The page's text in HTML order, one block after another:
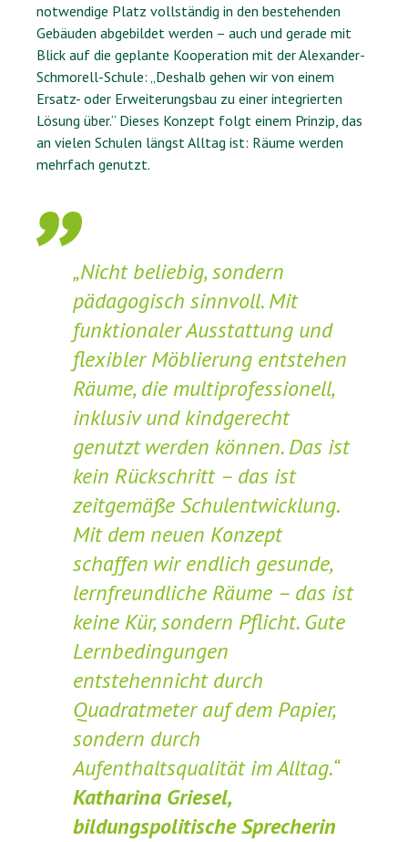
notwendige Platz vollständig in den bestehenden
Gebäuden abgebildet werden – auch und gerade mit
Blick auf die geplante Kooperation mit der Alexander-
Schmorell-Schule: „Deshalb gehen wir von einem
Ersatz- oder Erweiterungsbau zu einer integrierten
Lösung über.“ Dieses Konzept folgt einem Prinzip, das
an vielen Schulen längst Alltag ist: Räume werden
mehrfach genutzt.
„Nicht beliebig, sondern
pädagogisch sinnvoll. Mit
funktionaler Ausstattung und
flexibler Möblierung entstehen
Räume, die multiprofessionell,
inklusiv und kindgerecht
genutzt werden können. Das ist
kein Rückschritt – das ist
zeitgemäße Schulentwicklung.
Mit dem neuen Konzept
schaffen wir endlich gesunde,
lernfreundliche Räume – das ist
keine Kür, sondern Pflicht. Gute
Lernbedingungen
entstehennicht durch
Quadratmeter auf dem Papier,
sondern durch
Aufenthaltsqualität im Alltag.“
Katharina Griesel,
bildungspolitische Sprecherin